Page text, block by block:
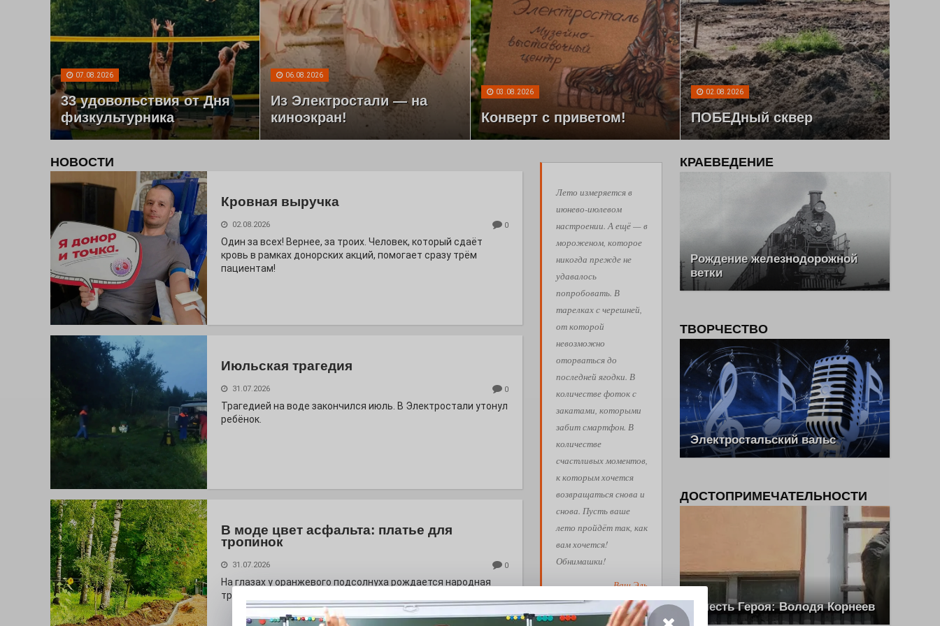
07.08.2026
33 удовольствия от Дня
физкультурника
06.08.2026
Из Электростали — на
киноэкран!
03.08.2026
Конверт с приветом!
02.08.2026
ПОБЕДный сквер
Лето измеряется в
июнево-июлевом
настроении. А ещё — в
мороженом, которое
никогда прежде не
удавалось
попробовать. В
тарелках с черешней,
от которой
невозможно
оторваться до
последней ягодки. В
количестве фоток с
закатами, которыми
забит смартфон. В
количестве
счастливых моментов,
к которым хочется
возвращаться снова и
снова. Пусть ваше
лето пройдёт так, как
вам хочется!
Обнимашки!
Ваш Эль
НОВОСТИ
Кровная выручка
02.08.2026 0
Один за всех! Вернее, за троих. Человек, который сдаёт
кровь в рамках донорских акций, помогает сразу трём
пациентам!
Июльская трагедия
31.07.2026 0
Трагедией на воде закончился июль. В Электростали утонул
ребёнок.
В моде цвет асфальта: платье для
тропинок
31.07.2026 0
На глазах у оранжевого подсолнуха рождается народная
тропа!
КРАЕВЕДЕНИЕ
Рождение железнодорожной
ветки
ТВОРЧЕСТВО
Электростальский вальс
ДОСТОПРИМЕЧАТЕЛЬНОСТИ
В честь Героя: Володя Корнеев